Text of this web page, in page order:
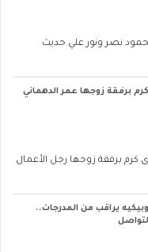
نصر ونور علي حديث
برفقة زوجها عمر الدهماني
كرم برفقة زوجها رجل الأعمال
يراقب من المدرجات..